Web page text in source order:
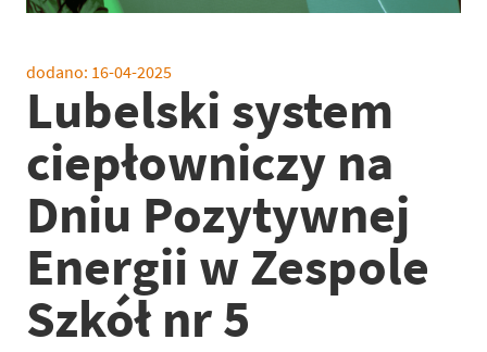
dodano: 16-04-2025
Lubelski system
ciepłowniczy na
Dniu Pozytywnej
Energii w Zespole
Szkół nr 5